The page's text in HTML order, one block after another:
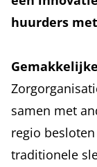
huurders
samen met
regio
traditionele